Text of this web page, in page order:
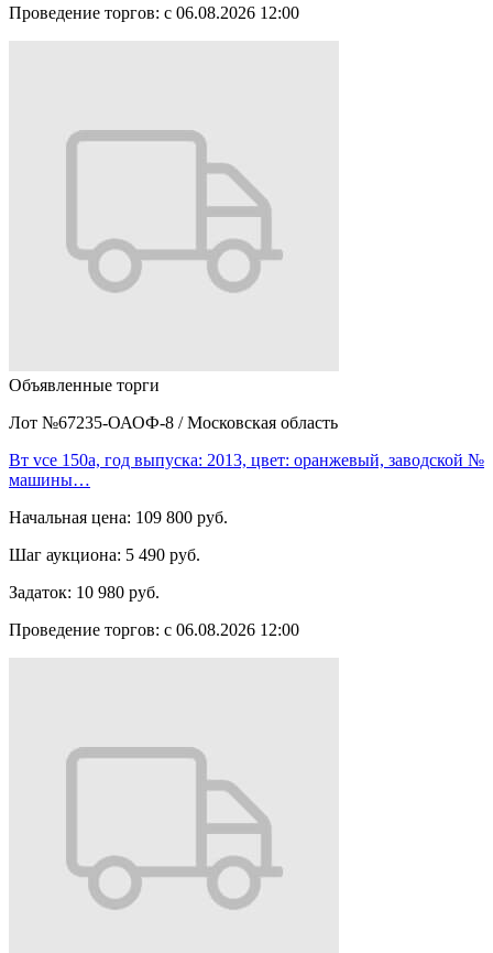
Проведение торгов: с 06.08.2026 12:00
Объявленные торги
Лот №67235-ОАОФ-8 / Московская область
Вт vce 150а, год выпуска: 2013, цвет: оранжевый, заводской №
машины…
Начальная цена: 109 800 руб.
Шаг аукциона: 5 490 руб.
Задаток: 10 980 руб.
Проведение торгов: с 06.08.2026 12:00